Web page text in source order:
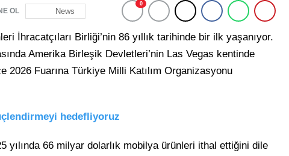
OL News
0
İhracatçıları Birliği’nin 86 yıllık tarihinde bir ilk yaşanıyor.
Amerika Birleşik Devletleri’nin Las Vegas kentinde
2026 Fuarına Türkiye Milli Katılım Organizasyonu
hedefliyoruz
yılında 66 milyar dolarlık mobilya ürünleri ithal ettiğini dile